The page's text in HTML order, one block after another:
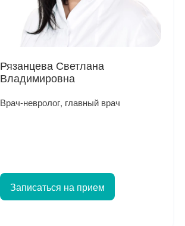
Рязанцева Светлана
Владимировна
Врач-невролог, главный врач
Записаться на прием